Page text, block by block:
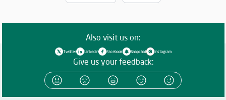
Also visit us on:
Twitter Linkedin Facebook Snapchat Instagram
Give us your feedback: